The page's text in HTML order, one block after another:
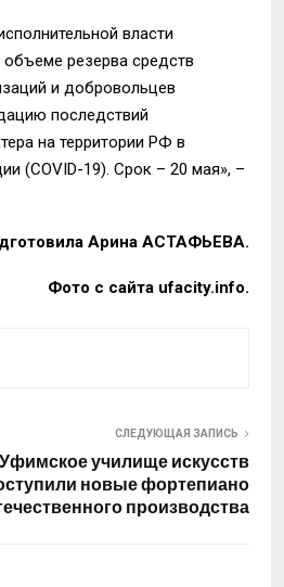
власти
резерва средств
и добровольцев
последствий
на территории РФ в
(COVID-19). Срок – 20 мая», –
Арина АСТАФЬЕВА.
Фото с сайта ufacity.info.
СЛЕДУЮЩАЯ ЗАПИСЬ
училище искусств
новые фортепиано
производства